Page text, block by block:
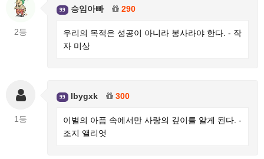
2등
99 승임아빠 290
우리의 목적은 성공이 아니라 봉사라야 한다. - 작
자 미상
1등
99 lbygxk 300
이별의 아픔 속에서만 사랑의 깊이를 알게 된다. -
조지 앨리엇